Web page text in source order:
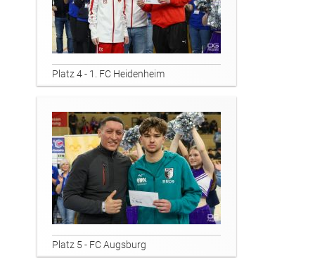
Platz 4 - 1. FC Heidenheim
Platz 5 - FC Augsburg